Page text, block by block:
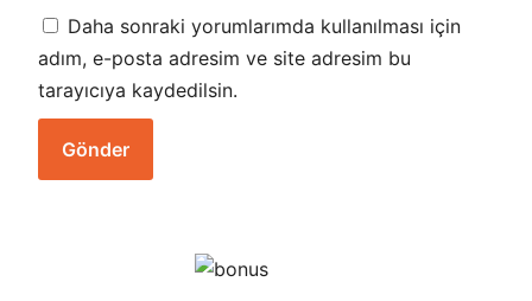
Daha sonraki yorumlarımda kullanılması için
adım, e-posta adresim ve site adresim bu
tarayıcıya kaydedilsin.